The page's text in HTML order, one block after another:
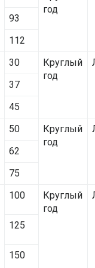
год
93
112
30
Круглый
год
37
45
50
Круглый
год
62
75
100
Круглый
год
125
150